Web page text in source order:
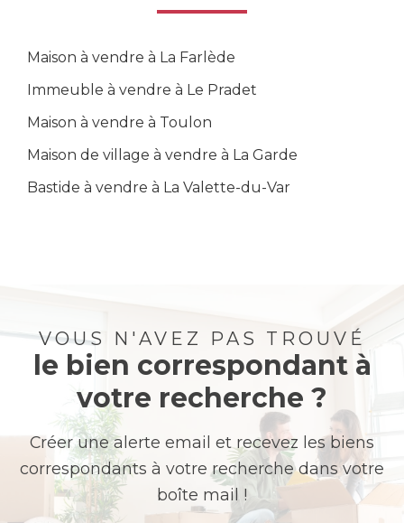
Maison à vendre à La Farlède
Immeuble à vendre à Le Pradet
Maison à vendre à Toulon
Maison de village à vendre à La Garde
Bastide à vendre à La Valette-du-Var
VOUS N'AVEZ PAS TROUVÉ
le bien correspondant à
votre recherche ?
Créer une alerte email et recevez les biens
correspondants à votre recherche dans votre
boîte mail !